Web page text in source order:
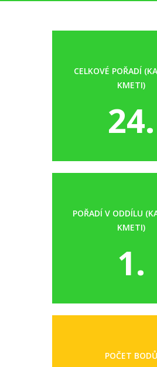
CELKOVÉ POŘADÍ
KMETI)
24.
POŘADÍ V ODDÍLU
KMETI)
1.
POČET BODŮ